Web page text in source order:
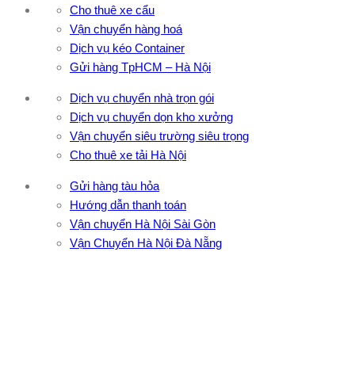
Cho thuê xe cẩu
Vận chuyển hàng hoá
Dịch vụ kéo Container
Gửi hàng TpHCM – Hà Nội
Dịch vụ chuyển nhà trọn gói
Dịch vụ chuyển dọn kho xưởng
Vận chuyển siêu trường siêu trọng
Cho thuê xe tải Hà Nội
Gửi hàng tàu hỏa
Hướng dẫn thanh toán
Vận chuyển Hà Nội Sài Gòn
Vận Chuyển Hà Nội Đà Nẵng